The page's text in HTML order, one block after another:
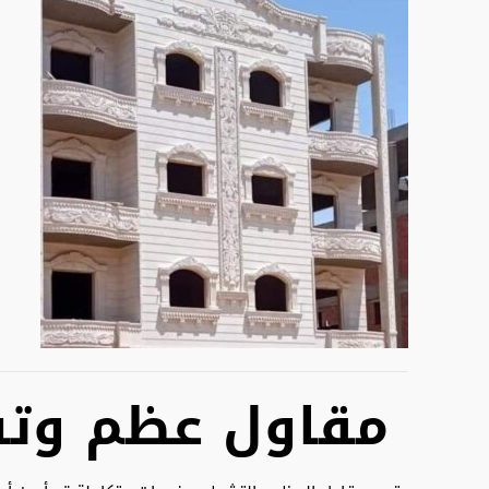
مقاول عظم